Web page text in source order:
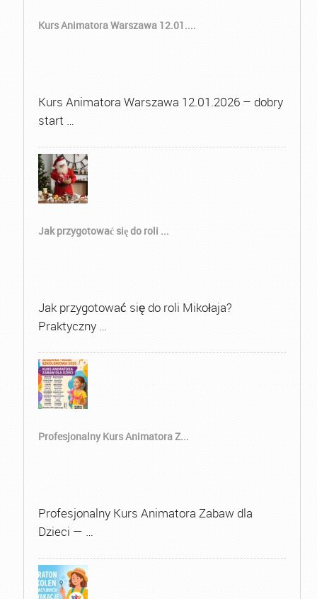
Kurs Animatora Warszawa 12.01....
Kurs Animatora Warszawa 12.01.2026 – dobry
start …
Jak przygotować się do roli ...
Jak przygotować się do roli Mikołaja?
Praktyczny …
Profesjonalny Kurs Animatora Z...
Profesjonalny Kurs Animatora Zabaw dla
Dzieci — …